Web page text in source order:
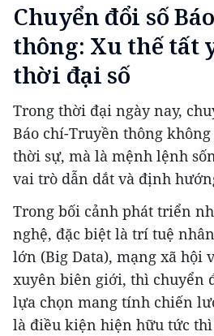
Chuyển đổi số
thông: Xu thế tất
thời đại số
Trong thời đại ngày nay,
Báo chí-Truyền thông
thời sự, mà là mệnh lệnh
vai trò dẫn dắt và định
Trong bối cảnh phát triển
nghệ, đặc biệt là trí tuệ
lớn (Big Data), mạng xã hội
xuyên biên giới, thì chuyển
lựa chọn mang tính chiến
là điều kiện hiện hữu tức thì